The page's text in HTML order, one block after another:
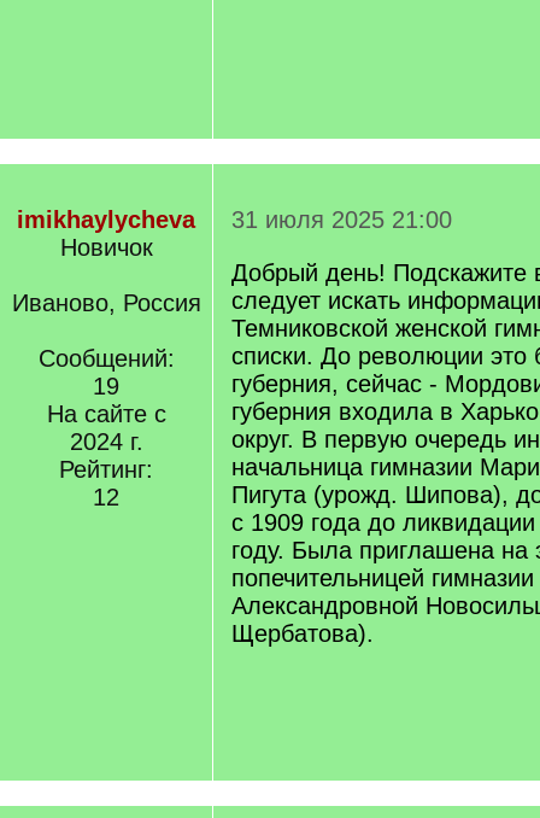
imikhaylycheva
Новичок
Иваново, Россия
Сообщений:
19
На сайте с
2024 г.
Рейтинг:
12
31 июля 2025 21:00
Добрый день! Подскажите
следует искать
Темниковской женской
списки. До революции это
губерния, сейчас -
губерния входила в
округ. В первую очередь
начальница гимназии
Пигута (урожд. Шипова),
с 1909 года до
году. Была приглашена на
попечительницей
Александровной
Щербатова).